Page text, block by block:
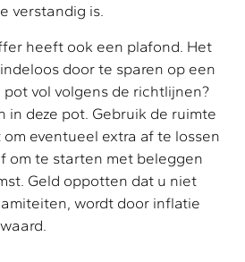
verstandig is.
heeft ook een plafond. Het
door te sparen op een
pot vol volgens de richtlijnen?
in deze pot. Gebruik de ruimte
eventueel extra af te lossen
om te starten met beleggen
Geld oppotten dat u niet
wordt door inflatie